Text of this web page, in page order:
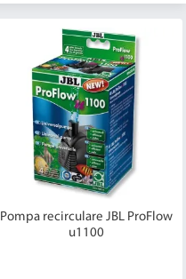
Pompa recirculare JBL ProFlow
u1100